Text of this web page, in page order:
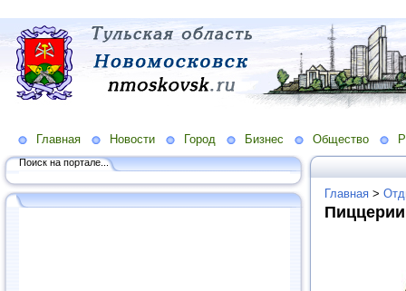
Главная Новости Город Бизнес Общество
Поиск на портале...
Главная >